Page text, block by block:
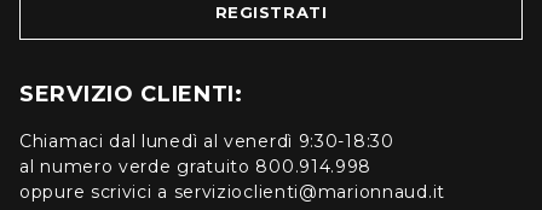
REGISTRATI
SERVIZIO CLIENTI:
Chiamaci dal lunedì al venerdì 9:30-18:30
al numero verde gratuito 800.914.998
oppure scrivici a servizioclienti@marionnaud.it